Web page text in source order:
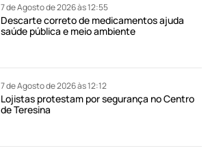
7 de Agosto de 2026 às 12:55
Descarte correto de medicamentos ajuda
saúde pública e meio ambiente
7 de Agosto de 2026 às 12:12
Lojistas protestam por segurança no Centro
de Teresina